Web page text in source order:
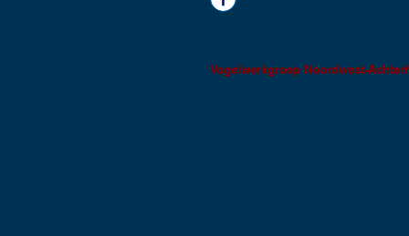
Vogelwerkgroep Noordwest-